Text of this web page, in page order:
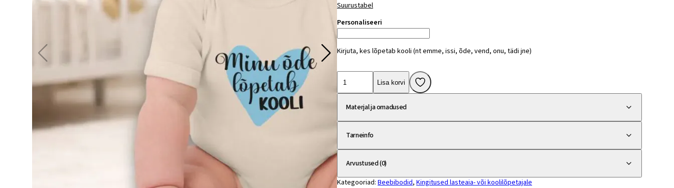
Suurustabel
Personaliseeri
Kirjuta, kes lõpetab kooli (nt emme, issi, õde, vend, onu, tädi jne)
Orgaanilisest
puuvillast
beebibodi
"Minu
lõpetab
kooli"
–
Lisa korvi
Kategooriad: Beebibodid, Kingitused lasteaia- või koolilõpetajale
Materjal ja omadused
Tarneinfo
Arvustused (0)